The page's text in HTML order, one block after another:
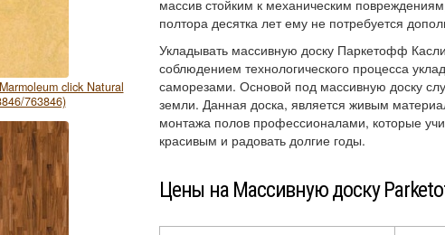
click Natural
763846)
массив стойким к механическим
полтора десятка лет ему не потребуется
Укладывать массивную доску Паркетофф
соблюдением технологического процесса
саморезами. Основой под массивную доску
земли. Данная доска, является живым
монтажа полов профессионалами, которые
красивым и радовать долгие годы.
Цены на Массивную доску